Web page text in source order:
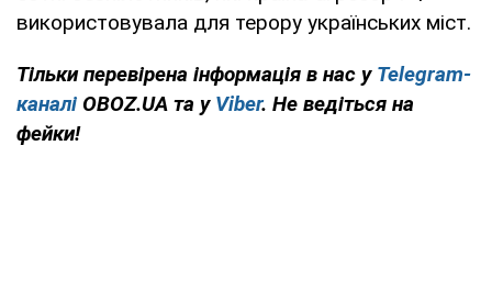
використовувала для терору українських міст.
Тільки перевірена інформація в нас у Telegram-
каналі OBOZ.UA та у Viber. Не ведіться на
фейки!